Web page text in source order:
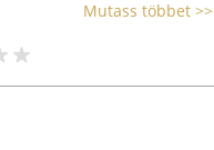
Mutass többet >>